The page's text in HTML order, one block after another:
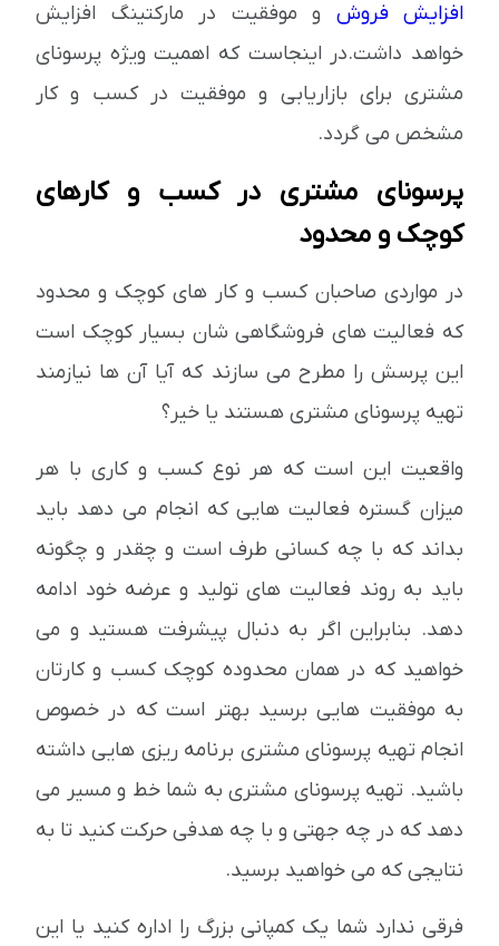
افزایش فروش و موفقیت در مارکتینگ افزایش
خواهد داشت.در اینجاست که اهمیت ویژه پرسونای
مشتری برای بازاریابی و موفقیت در کسب و کار
مشخص می گردد.
پرسونای مشتری در کسب و کارهای
کوچک و محدود
در مواردی صاحبان کسب و کار های کوچک و محدود
که فعالیت های فروشگاهی شان بسیار کوچک است
این پرسش را مطرح می سازند که آیا آن ها نیازمند
تهیه پرسونای مشتری هستند یا خیر؟
واقعیت این است که هر نوع کسب و کاری با هر
میزان گستره فعالیت هایی که انجام می دهد باید
بداند که با چه کسانی طرف است و چقدر و چگونه
باید به روند فعالیت های تولید و عرضه خود ادامه
دهد. بنابراین اگر به دنبال پیشرفت هستید و می
خواهید که در همان محدوده کوچک کسب و کارتان
به موفقیت هایی برسید بهتر است که در خصوص
انجام تهیه پرسونای مشتری برنامه ریزی هایی داشته
باشید. تهیه پرسونای مشتری به شما خط و مسیر می
دهد که در چه جهتی و با چه هدفی حرکت کنید تا به
نتایجی که می خواهید برسید.
فرقی ندارد شما یک کمپانی بزرگ را اداره کنید یا این